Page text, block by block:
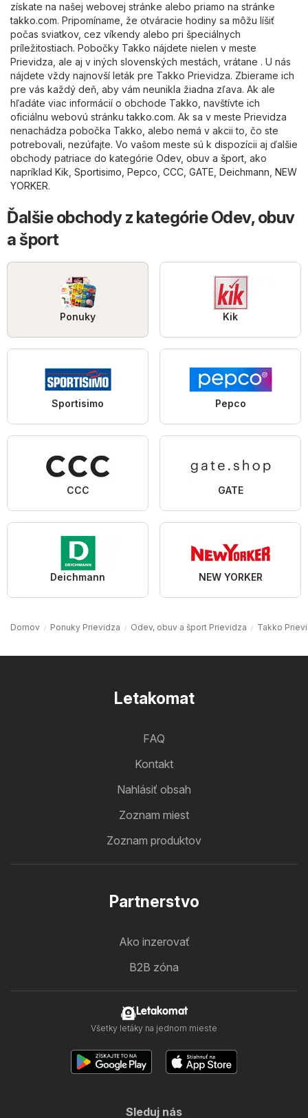
získate na našej webovej stránke alebo priamo na stránke
takko.com. Pripomíname, že otváracie hodiny sa môžu líšiť
počas sviatkov, cez víkendy alebo pri špeciálnych
príležitostiach. Pobočky Takko nájdete nielen v meste
Prievidza, ale aj v iných slovenských mestách, vrátane . U nás
nájdete vždy najnovší leták pre Takko Prievidza. Zbierame ich
pre vás každý deň, aby vám neunikla žiadna zľava. Ak ale
hľadáte viac informácií o obchode Takko, navštívte ich
oficiálnu webovú stránkutakko.com. Ak sa v meste Prievidza
nenachádza pobočka Takko, alebo nemá v akcii to, čo ste
potrebovali, nezúfajte. Vo vašom meste sú k dispozícii aj ďalšie
obchody patriace do kategórie Odev, obuv a šport , ako
napríklad Kik Sportisimo Pepco CCC GATE Deichmann NEW
YORKER.
Ďalšie obchody z kategórie Odev, obuv
a šport
Ponuky Kik
Sportisimo Pepco
CCC GATE
Deichmann NEW YORKER
Domov Ponuky Prievidza Odev, obuv a šport Prievidza Takko
Letakomat
FAQ
Kontakt
Nahlásiť obsah
Zoznam miest
Zoznam produktov
Partnerstvo
Ako inzerovať
B2B zóna
Letakomat
Všetky letáky na jednom mieste
Sleduj nás